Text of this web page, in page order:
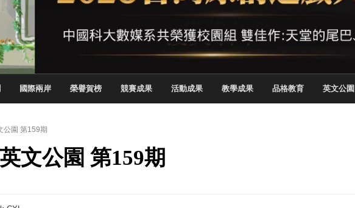
贈 嘉惠行管系莘莘學子
師生參訪中租控股 探索金融實習優勢
59屆美國休士頓國際影展最高榮譽白金獎
我嗎？數媒系VR新創遊戲抱回金點新秀獎
計解方 室設系學子於 2026 TSID 提出具體舊建築再利用提案
踐 數媒系學生於技專校院電腦動畫競賽嶄露頭角
國際兩岸 榮譽賀榜 競賽成果 活動成果 教學成果 品格教育 英文公園
公園 第159期
文公園 第159期